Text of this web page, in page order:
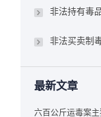
非法持有毒
非法买卖制
最新文章